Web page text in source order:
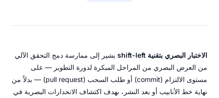
الاختبار البصري بتقنية shift-left
يشير إلى ممارسة دمج التحقق الآلي
من العرض البصري من المراحل المبكرة لدورة التطوير — على
مستوى الالتزام (commit) أو طلب السحب (pull request) — بدلاً من
نهاية خط الأنابيب أو بعد النشر، بهدف اكتشاف الانحدارات البصرية في